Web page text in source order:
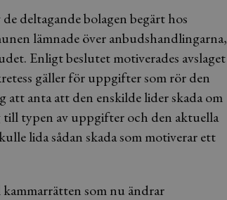
deltagande bolagen begärt hos
lämnade över anbudshandlingarna,
Enligt beslutet motiverades avslaget
gäller för uppgifter som rör den
anta att den enskilde lider skada om
typen av uppgifter och den aktuella
lida sådan skada som motiverar ett
som nu ändrar